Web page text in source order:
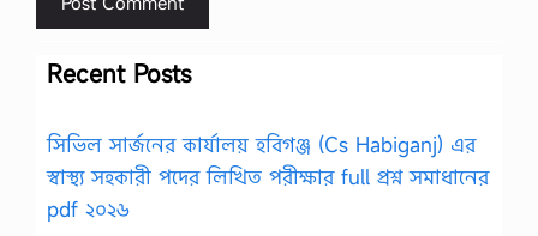
Recent Posts
সিভিল সার্জনের কার্যালয় হবিগঞ্জ (Cs Habiganj) এর
স্বাস্থ্য সহকারী পদের লিখিত পরীক্ষার full প্রশ্ন সমাধানের
pdf ২০২৬